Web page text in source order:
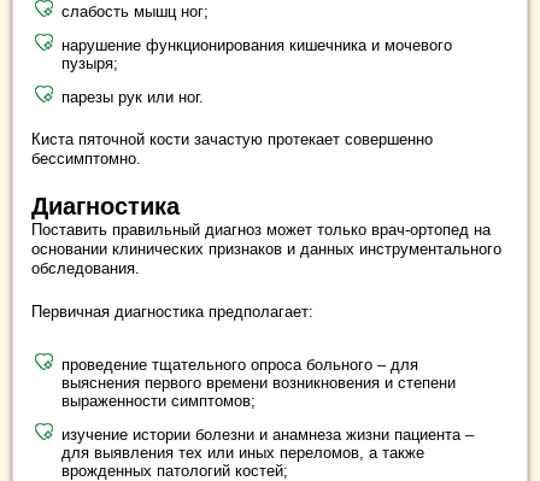
слабость мышц ног;
нарушение функционирования кишечника и мочевого
пузыря;
парезы рук или ног.
Киста пяточной кости зачастую протекает совершенно
бессимптомно.
Диагностика
Поставить правильный диагноз может только врач-ортопед на
основании клинических признаков и данных инструментального
обследования.
Первичная диагностика предполагает:
проведение тщательного опроса больного – для
выяснения первого времени возникновения и степени
выраженности симптомов;
изучение истории болезни и анамнеза жизни пациента –
для выявления тех или иных переломов, а также
врожденных патологий костей;